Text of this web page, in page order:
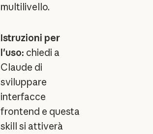
multilivello.
Istruzioni per
l'uso: chiedi a
Claude di
sviluppare
interfacce
frontend e questa
skill si attiverà